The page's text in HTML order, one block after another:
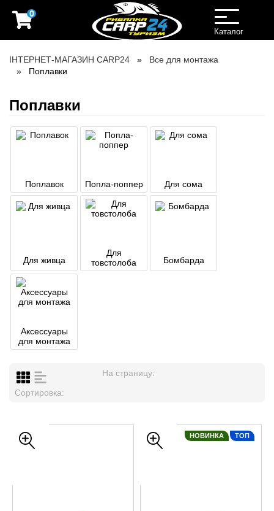
0
Toggle
navigation
Каталог
ІНТЕРНЕТ-МАГАЗИН CARP24
Все для монтажа
Поплавки
Поплавки
Поплавок Попла-поппер Для сома
Для живца
Для
товстолоба
Бомбарда
Аксессуары
для монтажа
На страницу:
Сортировка:
ТОП
НОВИНКА